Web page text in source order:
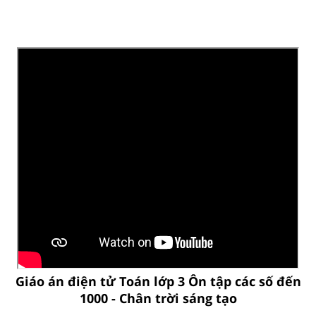
Giáo án điện tử Toán lớp 3 Ôn tập các số đến
1000 - Chân trời sáng tạo